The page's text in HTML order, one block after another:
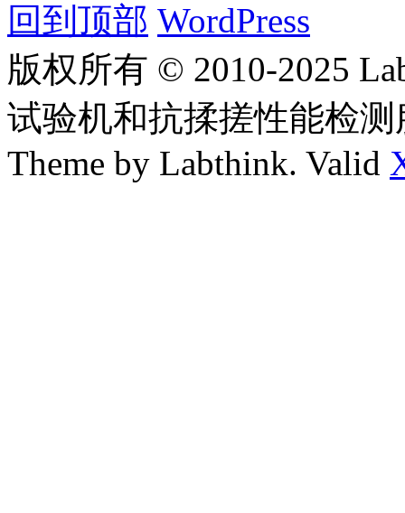
回到顶部 WordPress
版权所有 © 2010-2025
试验机和抗揉搓性能检
Theme by Labthink. Valid